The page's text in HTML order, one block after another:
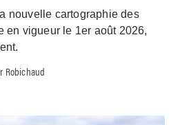
nouvelle cartographie des
en vigueur le 1er août 2026,
Robichaud